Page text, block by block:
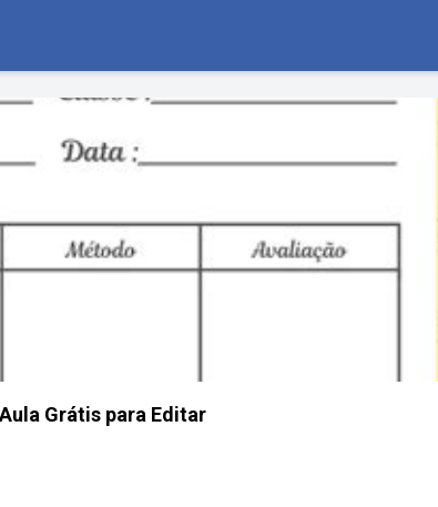
Grátis para Editar